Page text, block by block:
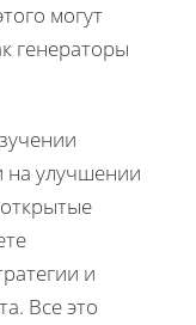
могут
генераторы
на улучшении
и
Все это